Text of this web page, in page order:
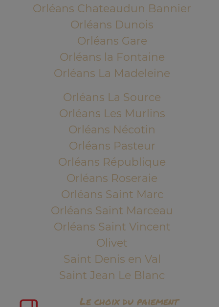
Orléans Chateaudun Bannier
Orléans Dunois
Orléans Gare
Orléans la Fontaine
Orléans La Madeleine
Orléans La Source
Orléans Les Murlins
Orléans Nécotin
Orléans Pasteur
Orléans République
Orléans Roseraie
Orléans Saint Marc
Orléans Saint Marceau
Orléans Saint Vincent
Olivet
Saint Denis en Val
Saint Jean Le Blanc
Le choix du paiement